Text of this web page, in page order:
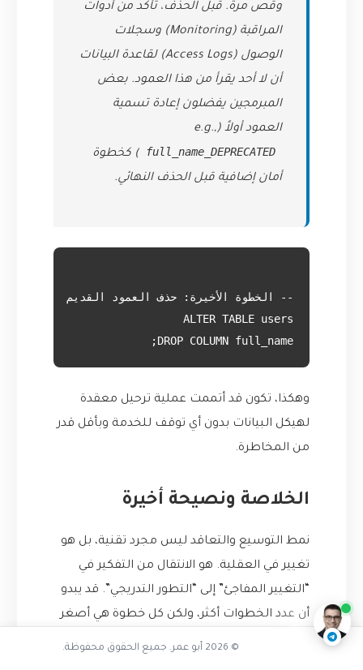
وقص مرة. قبل الحذف، تأكد من أدوات
المراقبة (Monitoring) وسجلات
الوصول (Access Logs) لقاعدة البيانات
أن لا أحد يقرأ من هذا العمود. بعض
المبرمجين يفضلون إعادة تسمية
العمود أولاً (e.g.,
full_name_DEPRECATED
) كخطوة
أمان إضافية قبل الحذف النهائي.
DROP COLUMN full_name;
وهكذا، تكون قد أتممت عملية ترحيل معقدة
لهيكل البيانات بدون أي توقف للخدمة وبأقل قدر
من المخاطرة.
الخلاصة ونصيحة أخيرة
نمط التوسيع والتعاقد ليس مجرد تقنية، بل هو
تغيير في العقلية. هو الانتقال من التفكير في
“التغيير المفاجئ” إلى “التطور التدريجي”. قد يبدو
أن عدد الخطوات أكثر، ولكن كل خطوة هي أصغر
وأكثر أماناً وأسهل للتراجع عنها.
تفاعل مع الذكاء الاصطناعي
ناقشنا على تليجرام
© 2026 أبو عمر. جميع الحقوق محفوظة.